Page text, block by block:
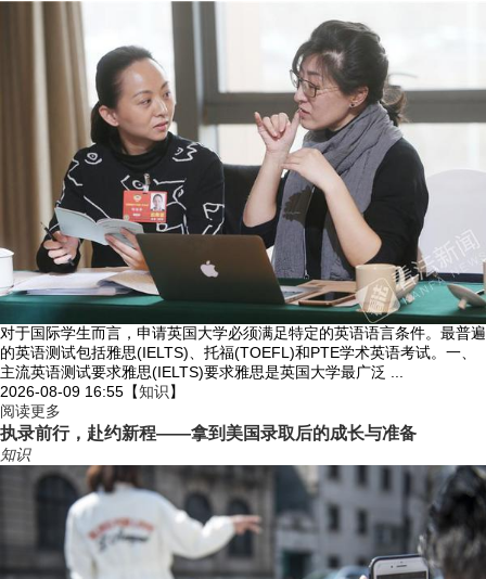
对于国际学生而言，申请英国大学必须满足特定的英语语言条件。最普遍
的英语测试包括雅思(IELTS)、托福(TOEFL)和PTE学术英语考试。一、
主流英语测试要求雅思(IELTS)要求雅思是英国大学最广泛 ...
2026-08-09 16:55 【知识】
阅读更多
执录前行，赴约新程——拿到美国录取后的成长与准备
知识